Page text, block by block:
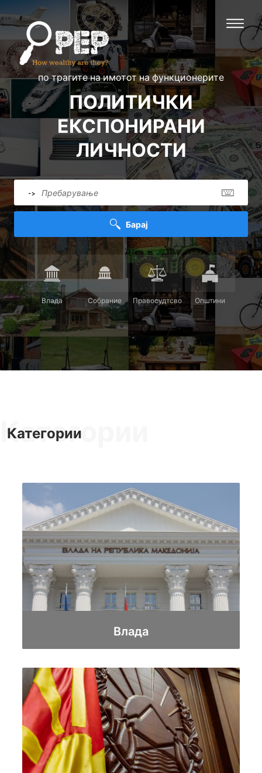
по трагите на имотот на функционерите
ПОЛИТИЧКИ
ЕКСПОНИРАНИ
ЛИЧНОСТИ
->
Барај
Влада Собрание Правосудтсво Општини
Категории
Категории
Влада